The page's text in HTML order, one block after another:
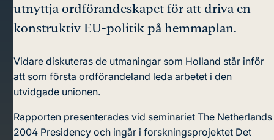
utnyttja ordförandeskapet för att driva en
konstruktiv EU-politik på hemmaplan.
Vidare diskuteras de utmaningar som Holland står inför
att som första ordförandeland leda arbetet i den
utvidgade unionen.
Rapporten presenterades vid seminariet The Netherlands
2004 Presidency och ingår i forskningsprojektet Det